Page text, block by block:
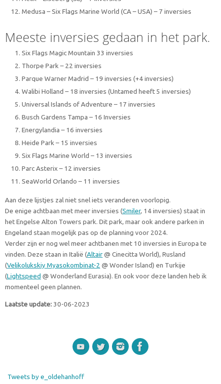
Medusa – Six Flags Marine World (CA – USA) – 7 inversies
Meeste inversies gedaan in het park.
Six Flags Magic Mountain 33 inversies
Thorpe Park – 22 inversies
Parque Warner Madrid – 19 inversies (+4 inversies)
Walibi Holland – 18 inversies (Untamed heeft 5 inversies)
Universal Islands of Adventure – 17 inversies
Busch Gardens Tampa – 16 Inversies
Energylandia – 16 inversies
Heide Park – 15 inversies
Six Flags Marine World – 13 inversies
Parc Asterix – 12 inversies
SeaWorld Orlando – 11 inversies
Aan deze lijstjes zal niet snel iets veranderen voorlopig.
De enige achtbaan met meer inversies (Smiler, 14 inversies) staat in
het Engelse Alton Towers park. Dit park, maar ook andere parken in
Engeland staan mogelijk pas op de planning voor 2024.
Verder zijn er nog wel meer achtbanen met 10 inversies in Europa te
vinden. Deze staan in Italië (Altair@ Cinecitta World), Rusland
(Velikolukskiy Myasokombinat-2 @ Wonder Island) en Turkije
(Lightspeed @ Wonderland Eurasia). En ook voor deze landen heb ik
momenteel geen plannen.
Laatste update:30-06-2023
Tweets by e_oldehanhoff